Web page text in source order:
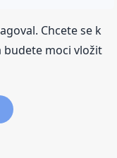
Chcete se k
budete moci vložit